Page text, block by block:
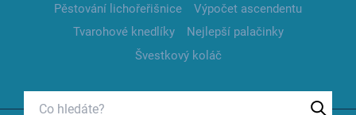
Pěstování lichořeřišnice
Výpočet ascendentu
Tvarohové knedlíky
Nejlepší palačinky
Švestkový koláč